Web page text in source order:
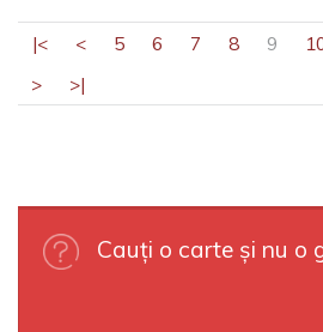
|< < 5 6 7 8 9
>
>|
Cauți o carte și nu o